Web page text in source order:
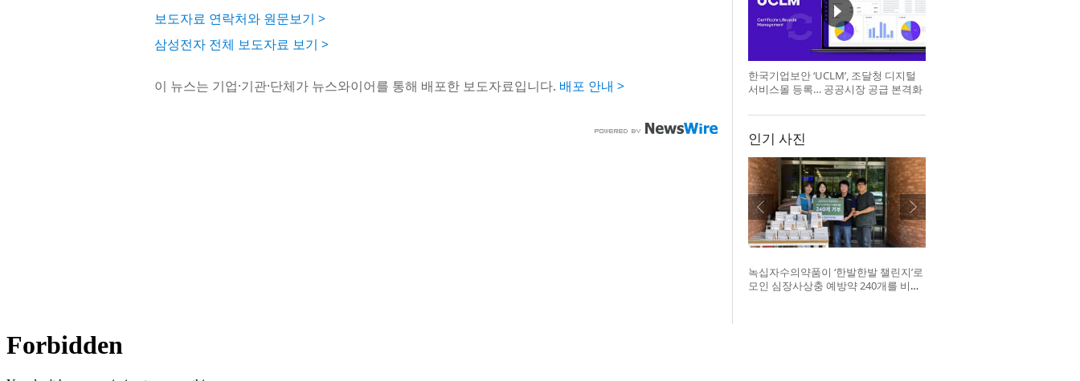
보도자료 연락처와 원문보기 >
삼성전자 전체 보도자료 보기 >
이 뉴스는 기업·기관·단체가 뉴스와이어를 통해 배포한 보도자료입니다. 배포 안내 >
한국기업보안 ‘UCLM’, 조달청 디지털
서비스몰 등록… 공공시장 공급 본격화
인기 사진
녹십자수의약품이 ‘한발한발 챌린지’로
모인 심장사상충 예방약 240개를 비글